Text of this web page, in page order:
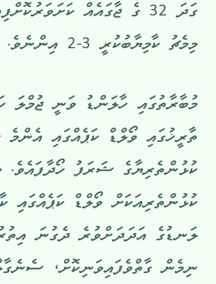
ގަދަ 32 ގެ ޖާގައެއް
މިމެޗު ކާމިޔާބުކުރީ 3-2 އިންނެވެ.
މުބާރާތުގައި ހާލަންޑު ވަނީ ޖުމްލަ
ތާރީޚުގައި ވޯލްޑް ކަޕެއްގައި
ކުޅުންތެރިޔާގެ ޝަރަފު ހޯދާފައެވެ.
ކުޅުންތެރިއަކަށް ވޯލްޑް ކަޕެއްގައި
ލަނޑުގެ އަދަދަށްވުރެ ދެގުނަ
ނިމެން ގާތްވެފައިވަނިކޮށް،